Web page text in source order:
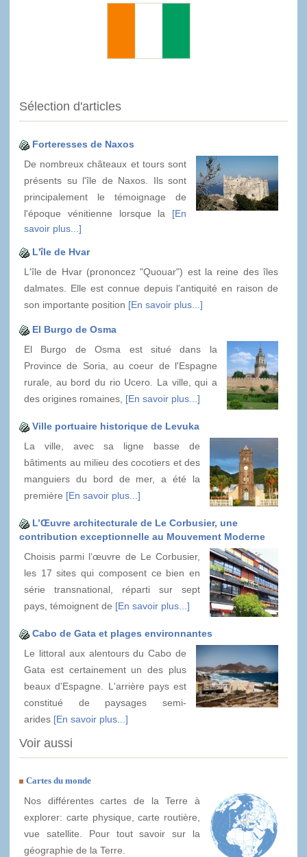
Sélection d'articles
Forteresses de Naxos
De nombreux châteaux et tours sont
présents su l'île de Naxos. Ils sont
principalement le témoignage de
l'époque vénitienne lorsque la [En
savoir plus...]
L'île de Hvar
L'île de Hvar (prononcez "Quouar") est la reine des îles
dalmates. Elle est connue depuis l'antiquité en raison de
son importante position [En savoir plus...]
El Burgo de Osma
El Burgo de Osma est situé dans la
Province de Soria, au coeur de l'Espagne
rurale, au bord du rio Ucero. La ville, qui a
des origines romaines, [En savoir plus...]
Ville portuaire historique de Levuka
La ville, avec sa ligne basse de
bâtiments au milieu des cocotiers et des
manguiers du bord de mer, a été la
première [En savoir plus...]
L’Œuvre architecturale de Le Corbusier, une
contribution exceptionnelle au Mouvement Moderne
Choisis parmi l’œuvre de Le Corbusier,
les 17 sites qui composent ce bien en
série transnational, réparti sur sept
pays, témoignent de [En savoir plus...]
Cabo de Gata et plages environnantes
Le littoral aux alentours du Cabo de
Gata est certainement un des plus
beaux d'Espagne. L'arrière pays est
constitué de paysages semi-
arides [En savoir plus...]
Voir aussi
Cartes du monde
Nos différentes cartes de la Terre à
explorer: carte physique, carte routière,
vue satellite. Pour tout savoir sur la
géographie de la Terre.